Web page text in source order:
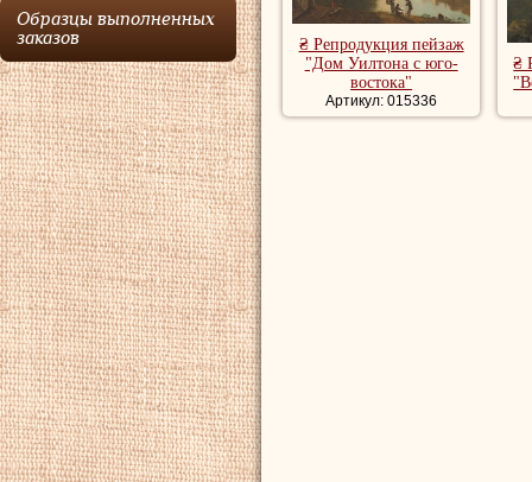
Образцы выполненных
заказов
крупным
вошел в 1768
Королевской
₴ Репродукция пейзаж
"Дом Уилтона с юго-
востока"
Артикул: 015336
₴